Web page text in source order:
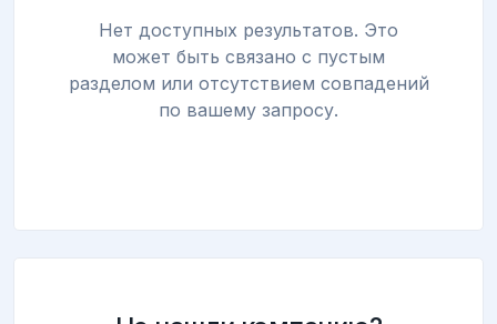
Нет доступных результатов. Это
может быть связано с пустым
разделом или отсутствием совпадений
по вашему запросу.